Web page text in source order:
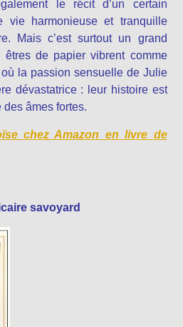
le récit d’un certain
vie harmonieuse et tranquille
Mais c’est surtout un grand
êtres de papier vibrent comme
la passion sensuelle de Julie
dévastatrice : leur histoire est
âmes fortes.
chez Amazon en livre de
savoyard